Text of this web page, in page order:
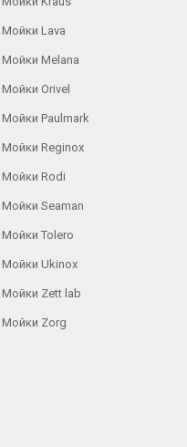
Мойки Lava
Мойки Melana
Мойки Orivel
Мойки Paulmark
Мойки Reginox
Мойки Rodi
Мойки Seaman
Мойки Tolero
Мойки Ukinox
Мойки Zett lab
Мойки Zorg